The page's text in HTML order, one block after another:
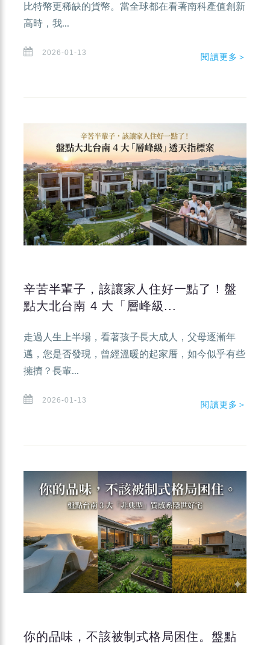
比特幣更稀缺的貨幣。當全球都在看著南科產值創新
高時，我...
2026-01-13 閱讀更多＞
辛苦半輩子，該讓家人住好一點了！盤
點大北台南 4 大「層峰級...
走過人生上半場，看著孩子長大成人，父母逐漸年
邁，您是否發現，曾經溫暖的起家厝，如今似乎有些
擁擠？長輩...
2026-01-13 閱讀更多＞
你的品味，不該被制式格局困住。盤點